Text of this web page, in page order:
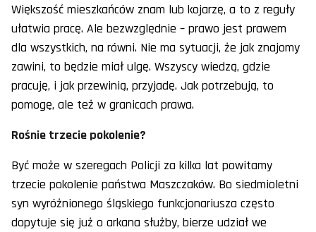
Większość mieszkańców znam lub kojarzę, a to z reguły
ułatwia pracę. Ale bezwzględnie – prawo jest prawem
dla wszystkich, na równi. Nie ma sytuacji, że jak znajomy
zawini, to będzie miał ulgę. Wszyscy wiedzą, gdzie
pracuję, i jak przewinią, przyjadę. Jak potrzebują, to
pomogę, ale też w granicach prawa.
Rośnie trzecie pokolenie?
Być może w szeregach Policji za kilka lat powitamy
trzecie pokolenie państwa Maszczaków. Bo siedmioletni
syn wyróżnionego śląskiego funkcjonariusza często
dopytuje się już o arkana służby, bierze udział we